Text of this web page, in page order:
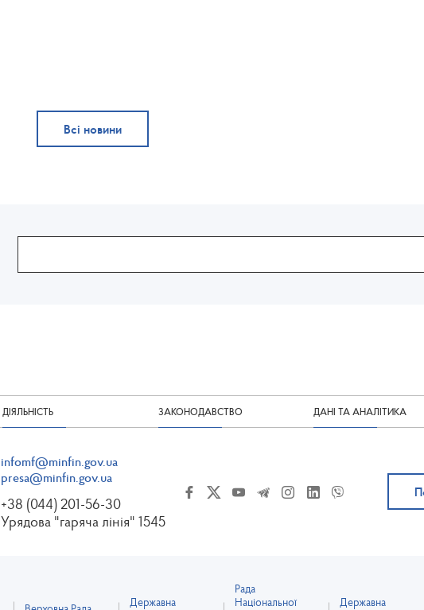
Всі новини
ДІЯЛЬНІСТЬ ЗАКОНОДАВСТВО ДАНІ ТА АНАЛІТИКА
infomf@minfin.gov.ua
presa@minfin.gov.ua
+38 (044) 201-56-30
Урядова "гаряча лінія" 1545
Державна
Рада
Національної
Державна